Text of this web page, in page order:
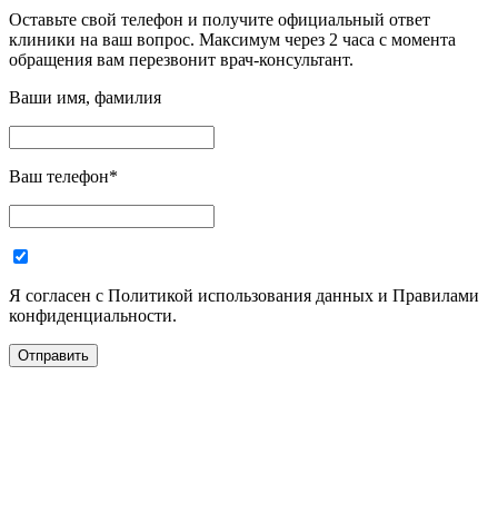
Оставьте свой телефон и получите официальный ответ
клиники на ваш вопрос. Максимум через 2 часа с момента
обращения вам перезвонит врач-консультант.
Ваши имя, фамилия
Ваш телефон*
Я согласен с Политикой использования данных и Правилами
конфиденциальности.